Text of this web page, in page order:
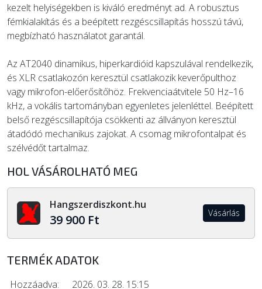
kezelt helyiségekben is kiváló eredményt ad. A robusztus
fémkialakítás és a beépített rezgéscsillapítás hosszú távú,
megbízható használatot garantál.
Az AT2040 dinamikus, hiperkardióid kapszulával rendelkezik,
és XLR csatlakozón keresztül csatlakozik keverőpulthoz
vagy mikrofon-előerősítőhöz. Frekvenciaátvitele 50 Hz–16
kHz, a vokális tartományban egyenletes jelenléttel. Beépített
belső rezgéscsillapítója csökkenti az állványon keresztül
átadódó mechanikus zajokat. A csomag mikrofontalpat és
szélvédőt tartalmaz.
HOL VÁSÁROLHATÓ MEG
Hangszerdiszkont.hu
39 900 Ft Vásárlás
TERMÉK ADATOK
Hozzáadva: 2026. 03. 28. 15:15